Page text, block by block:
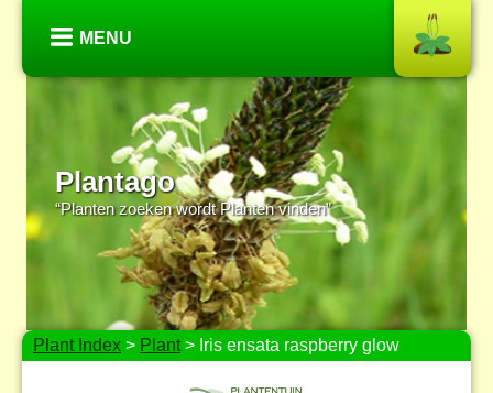
MENU
Plantago
“Planten zoeken wordt Planten vinden”
Plant Index > Plant> Iris ensata raspberry glow